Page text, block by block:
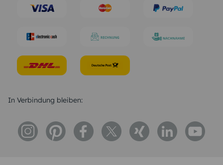
Konfirmation Glückwünsche
In Verbindung bleiben: